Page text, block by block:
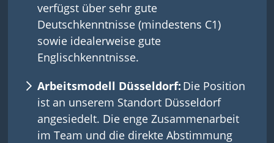
verfügst über sehr gute
Deutschkenntnisse (mindestens C1)
sowie idealerweise gute
Englischkenntnisse.
Arbeitsmodell Düsseldorf: Die Position
ist an unserem Standort Düsseldorf
angesiedelt. Die enge Zusammenarbeit
im Team und die direkte Abstimmung